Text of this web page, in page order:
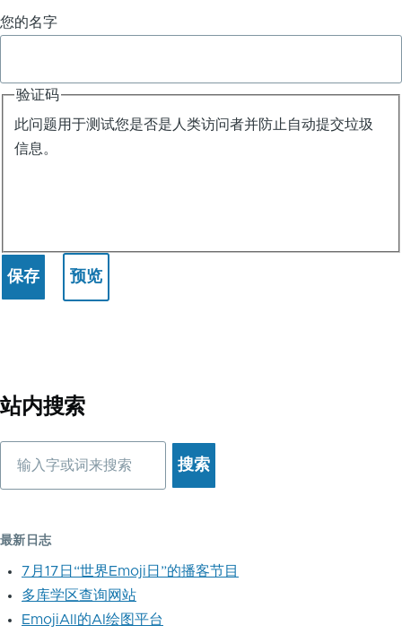
师
ChatGPT
应
用
您的名字
验证码
此问题用于测试您是否是人类访问者并防止自动提交垃圾
信息。
站内搜索
最新日志
7月17日“世界Emoji日”的播客节目
多库学区查询网站
EmojiAll的AI绘图平台